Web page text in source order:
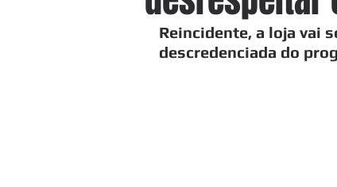
Reincidente, a loja vai
descredenciada do